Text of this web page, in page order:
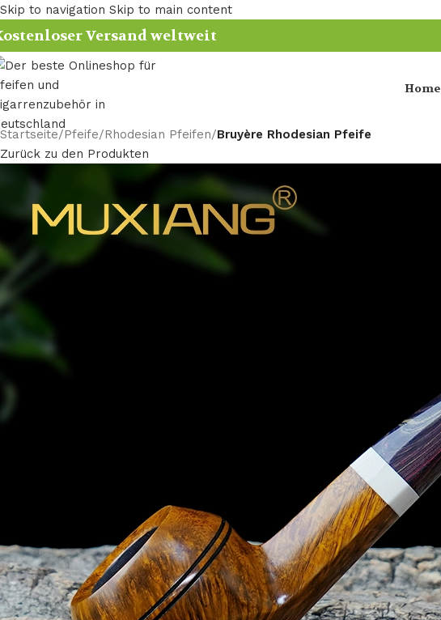
Skip to navigation Skip to main content
Versand weltweit
Home
Startseite/Pfeife/Rhodesian Pfeifen/Bruyère Rhodesian Pfeife
Zurück zu den Produkten